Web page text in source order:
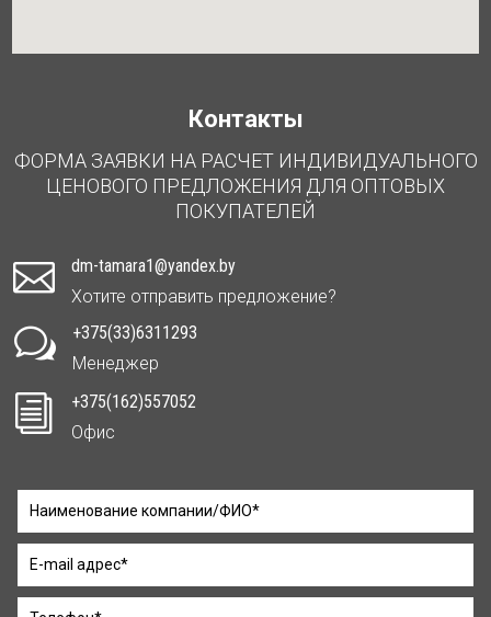
Контакты
ФОРМА ЗАЯВКИ НА РАСЧЕТ ИНДИВИДУАЛЬНОГО
ЦЕНОВОГО ПРЕДЛОЖЕНИЯ ДЛЯ ОПТОВЫХ
ПОКУПАТЕЛЕЙ

dm-tamara1@yandex.by
Хотите отправить предложение?
w
+375(33)6311293
Менеджер
i
+375(162)557052
Офис